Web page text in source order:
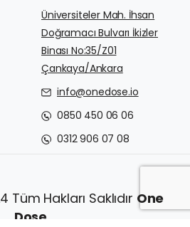
Üniversiteler Mah. İhsan
Doğramacı Bulvarı İkizler
Binası No:35/Z01
Çankaya/Ankara
info@onedose.io
0850 450 06 06
0312 906 07 08
Hakları Saklıdır One
Dose